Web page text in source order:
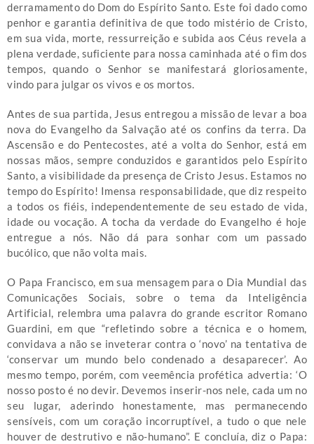
derramamento do Dom do Espírito Santo. Este foi dado como
penhor e garantia definitiva de que todo mistério de Cristo,
em sua vida, morte, ressurreição e subida aos Céus revela a
plena verdade, suficiente para nossa caminhada até o fim dos
tempos, quando o Senhor se manifestará gloriosamente,
vindo para julgar os vivos e os mortos.
Antes de sua partida, Jesus entregou a missão de levar a boa
nova do Evangelho da Salvação até os confins da terra. Da
Ascensão e do Pentecostes, até a volta do Senhor, está em
nossas mãos, sempre conduzidos e garantidos pelo Espírito
Santo, a visibilidade da presença de Cristo Jesus. Estamos no
tempo do Espírito! Imensa responsabilidade, que diz respeito
a todos os fiéis, independentemente de seu estado de vida,
idade ou vocação. A tocha da verdade do Evangelho é hoje
entregue a nós. Não dá para sonhar com um passado
bucólico, que não volta mais.
O Papa Francisco, em sua mensagem para o Dia Mundial das
Comunicações Sociais, sobre o tema da Inteligência
Artificial, relembra uma palavra do grande escritor Romano
Guardini, em que “refletindo sobre a técnica e o homem,
convidava a não se inveterar contra o ‘novo’ na tentativa de
‘conservar um mundo belo condenado a desaparecer’. Ao
mesmo tempo, porém, com veemência profética advertia: ‘O
nosso posto é no devir. Devemos inserir-nos nele, cada um no
seu lugar, aderindo honestamente, mas permanecendo
sensíveis, com um coração incorruptível, a tudo o que nele
houver de destrutivo e não-humano”. E concluía, diz o Papa: